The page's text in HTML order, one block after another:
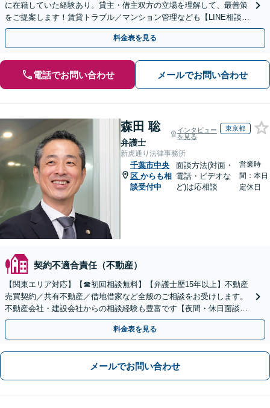
に在籍していた経験あり。貸主・借主双方の立場を理解して、最善策
をご提案します！賃貸トラブル／マンション管理なども【LINE相談可
能】【初回相談30分無料】【土日夜間相談可】
料金表を見る
電話でお問い合わせ メールでお問い合わせ
森田 聡
弁護士
インタビュー
を見る
東京都
新虎通り法律事務所
千葉市中央
区 からも相
談受付中
面談方法(対面・
電話・ビデオな
ど)は応相談
営業時
間：本日
定休日
契約不適合責任（不動産）
【関東エリア対応】【☎︎初回相談無料】【弁護士歴15年以上】不動産
売買契約／共有不動産／借地借家など全般のご相談をお受けします。
不動産会社・建設会社からの相談経験も豊富です【夜間・休日面談】
【電話／Zoom相談可】
料金表を見る
メールでお問い合わせ